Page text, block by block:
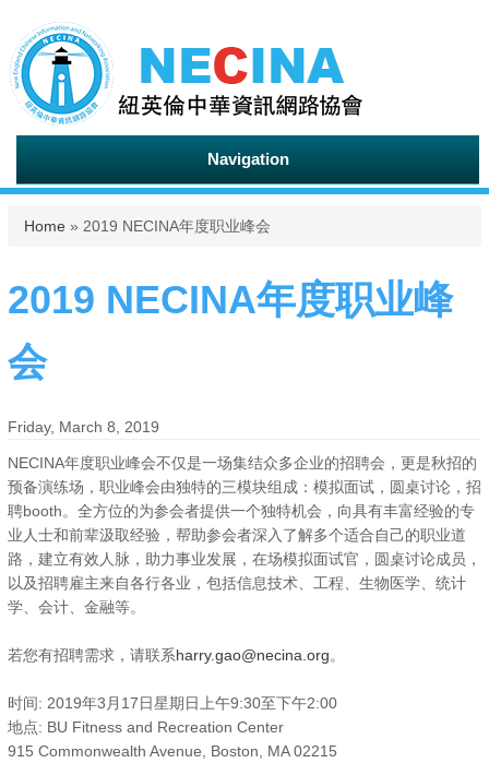
Navigation
You are here
Home » 2019 NECINA年度职业峰会
2019 NECINA年度职业峰
会
Friday, March 8, 2019
NECINA年度职业峰会不仅是一场集结众多企业的招聘会，更是秋招的
预备演练场，职业峰会由独特的三模块组成：模拟面试，圆桌讨论，招
聘booth。全方位的为参会者提供一个独特机会，向具有丰富经验的专
业人士和前辈汲取经验，帮助参会者深入了解多个适合自己的职业道
路，建立有效人脉，助力事业发展，在场模拟面试官，圆桌讨论成员，
以及招聘雇主来自各行各业，包括信息技术、工程、生物医学、统计
学、会计、金融等。
若您有招聘需求，请联系harry.gao@necina.org。
时间: 2019年3月17日星期日上午9:30至下午2:00
地点: BU Fitness and Recreation Center
915 Commonwealth Avenue, Boston, MA 02215